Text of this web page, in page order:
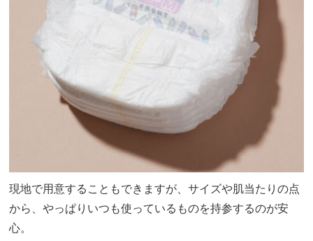
現地で用意することもできますが、サイズや肌当たりの点
から、やっぱりいつも使っているものを持参するのが安
心。